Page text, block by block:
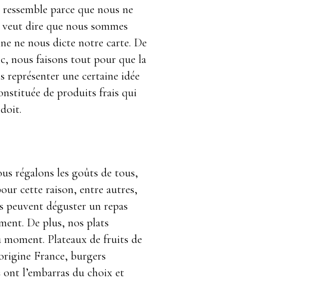
parce que nous ne
dire que nous sommes
ne nous dicte notre carte. De
nous faisons tout pour que la
représenter une certaine idée
de produits frais qui
régalons les goûts de tous,
cette raison, entre autres,
peuvent déguster un repas
De plus, nos plats
Plateaux de fruits de
France, burgers
l’embarras du choix et